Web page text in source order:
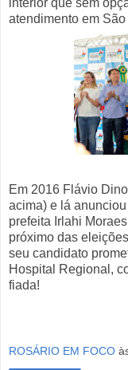
atendimento em São
Em 2016 Flávio
acima) e lá
prefeita Irlahi
próximo das
seu candidato
Hospital Regional,
fiada!
ROSÁRIO EM FOCO